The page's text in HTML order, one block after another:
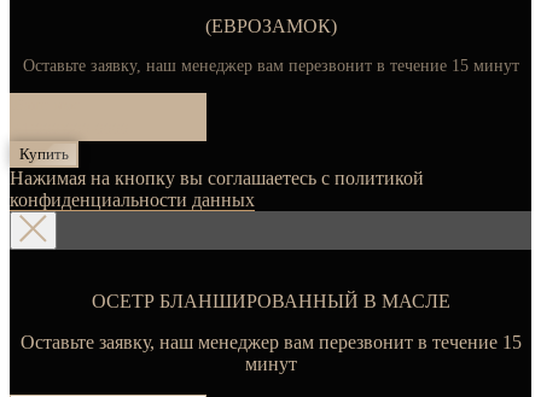
(ЕВРОЗАМОК)
Оставьте заявку, наш менеджер вам перезвонит в течение 15 минут
Купить
Нажимая на кнопку вы соглашаетесь с политикой
конфиденциальности данных
ОСЕТР БЛАНШИРОВАННЫЙ В МАСЛЕ
Оставьте заявку, наш менеджер вам перезвонит в течение 15
минут